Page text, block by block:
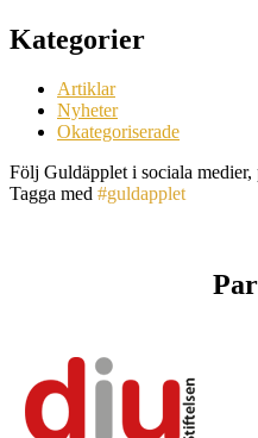
Kategorier
Artiklar
Nyheter
Okategoriserade
Följ Guldäpplet i sociala medier,
Tagga med #guldapplet